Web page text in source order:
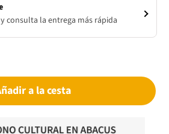
consulta la entrega más rápida
a la cesta